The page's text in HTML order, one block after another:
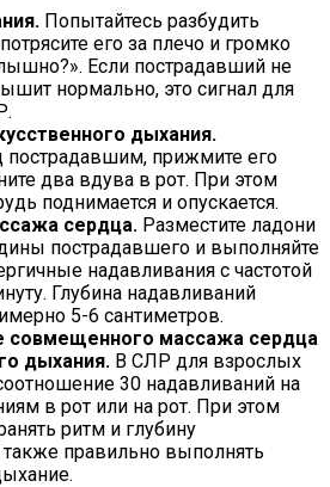
Попытайтесь разбудить
его за плечо и громко
Если пострадавший не
нормально, это сигнал для
дыхания.
пострадавшим, прижмите его
два вдува в рот. При этом
поднимается и опускается.
сердца. Разместите ладони
пострадавшего и выполняйте
надавливания с частотой
Глубина надавливаний
5-6 сантиметров.
совмещенного массажа сердца
дыхания. В СЛР для взрослых
30 надавливаний на
в рот или на рот. При этом
ритм и глубину
также правильно выполнять